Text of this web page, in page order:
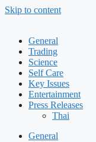
Skip to content
General
Trading
Science
Self Care
Key Issues
Entertainment
Press Releases
Thai
General